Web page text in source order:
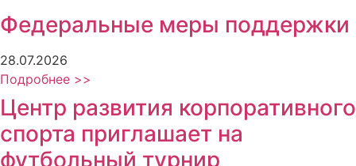
Федеральные меры поддержки
28.07.2026
Подробнее >>
Центр развития корпоративного
спорта приглашает на
футбольный турнир